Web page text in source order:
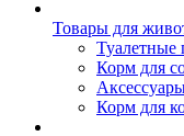
Товары для
Туалетные
Корм для
Корм для